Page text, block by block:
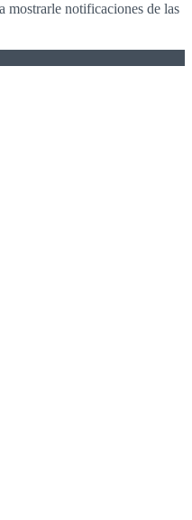
mostrarle notificaciones de las